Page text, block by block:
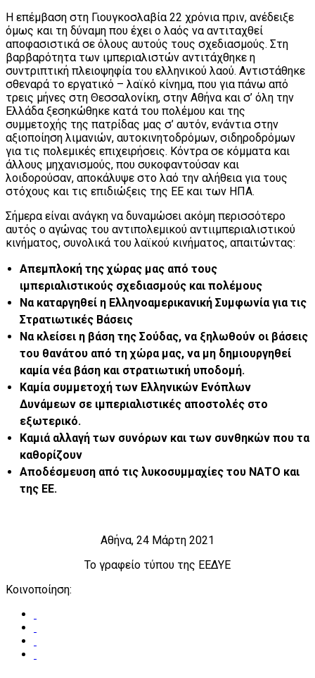
Η επέμβαση στη Γιουγκοσλαβία 22 χρόνια πριν, ανέδειξε
όμως και τη δύναμη που έχει ο λαός να αντιταχθεί
αποφασιστικά σε όλους αυτούς τους σχεδιασμούς. Στη
βαρβαρότητα των ιμπεριαλιστών αντιτάχθηκε η
συντριπτική πλειοψηφία του ελληνικού λαού. Αντιστάθηκε
σθεναρά το εργατικό – λαϊκό κίνημα, που για πάνω από
τρεις μήνες στη Θεσσαλονίκη, στην Αθήνα και σ’ όλη την
Ελλάδα ξεσηκώθηκε κατά του πολέμου και της
συμμετοχής της πατρίδας μας σ’ αυτόν, ενάντια στην
αξιοποίηση λιμανιών, αυτοκινητοδρόμων, σιδηροδρόμων
για τις πολεμικές επιχειρήσεις. Κόντρα σε κόμματα και
άλλους μηχανισμούς, που συκοφαντούσαν και
λοιδορούσαν, αποκάλυψε στο λαό την αλήθεια για τους
στόχους και τις επιδιώξεις της ΕΕ και των ΗΠΑ.
Σήμερα είναι ανάγκη να δυναμώσει ακόμη περισσότερο
αυτός ο αγώνας του αντιπολεμικού αντιιμπεριαλιστικού
κινήματος, συνολικά του λαϊκού κινήματος, απαιτώντας:
Απεμπλοκή της χώρας μας από τους
ιμπεριαλιστικούς σχεδιασμούς και πολέμους
Να καταργηθεί η Ελληνοαμερικανική Συμφωνία για τις
Στρατιωτικές Βάσεις
Να κλείσει η βάση της Σούδας, να ξηλωθούν οι βάσεις
του θανάτου από τη χώρα μας, να μη δημιουργηθεί
καμία νέα βάση και στρατιωτική υποδομή.
Καμία συμμετοχή των Ελληνικών Ενόπλων
Δυνάμεων σε ιμπεριαλιστικές αποστολές στο
εξωτερικό.
Καμιά αλλαγή των συνόρων και των συνθηκών που τα
καθορίζουν
Αποδέσμευση από τις λυκοσυμμαχίες του ΝΑΤΟ και
της ΕΕ.
Αθήνα, 24 Μάρτη 2021
Το γραφείο τύπου της ΕΕΔΥΕ
Κοινοποίηση: